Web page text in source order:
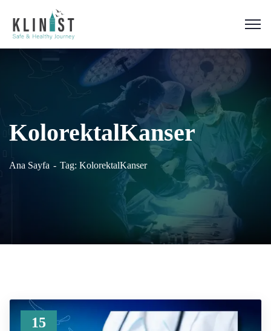
KolorektalKanser
Ana Sayfa Tag: KolorektalKanser
15